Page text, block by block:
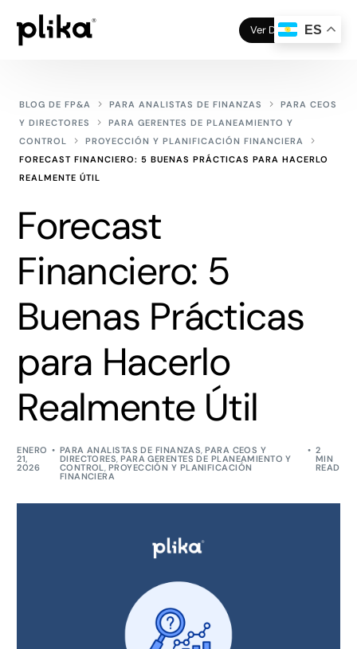
Ver Demo
BLOG DE FP&A PARA ANALISTAS DE FINANZAS
PARA CEOS
Y DIRECTORES
PARA GERENTES DE PLANEAMIENTO Y
CONTROL
PROYECCIÓN Y PLANIFICACIÓN FINANCIERA
FORECAST FINANCIERO: 5 BUENAS PRÁCTICAS PARA HACERLO
REALMENTE ÚTIL
Forecast
Financiero: 5
Buenas Prácticas
para Hacerlo
Realmente Útil
ENERO
21,
2026
PARA ANALISTAS DE FINANZAS,PARA CEOS Y
DIRECTORES,PARA GERENTES DE PLANEAMIENTO Y
CONTROL, PROYECCIÓN Y PLANIFICACIÓN
FINANCIERA
2
MIN
READ
ES